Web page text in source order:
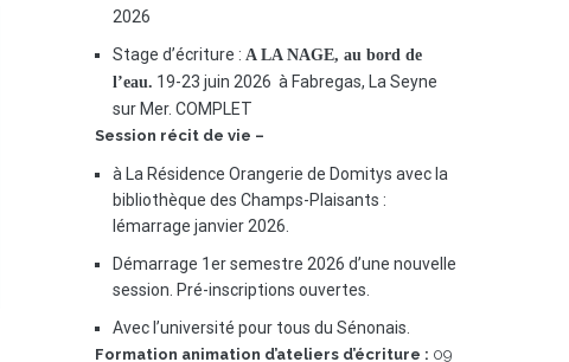
2026
Stage d’écriture : A LA NAGE, au bord de
l’eau. 19-23 juin 2026 à Fabregas, La Seyne
sur Mer. COMPLET
Session récit de vie –
à La Résidence Orangerie de Domitys avec la
bibliothèque des Champs-Plaisants :
lémarrage janvier 2026.
Démarrage 1er semestre 2026 d’une nouvelle
session. Pré-inscriptions ouvertes.
Avec l’université pour tous du Sénonais.
Formation animation d’ateliers d’écriture : 09